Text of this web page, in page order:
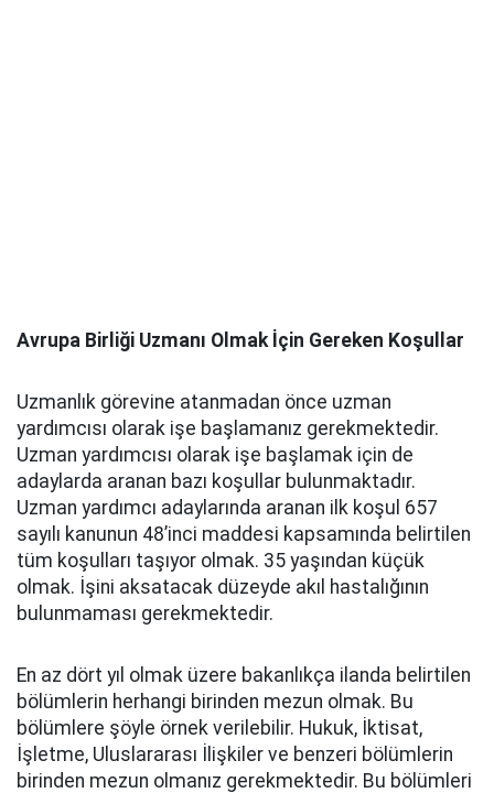
Avrupa Birliği Uzmanı Olmak İçin Gereken Koşullar
Uzmanlık görevine atanmadan önce uzman
yardımcısı olarak işe başlamanız gerekmektedir.
Uzman yardımcısı olarak işe başlamak için de
adaylarda aranan bazı koşullar bulunmaktadır.
Uzman yardımcı adaylarında aranan ilk koşul 657
sayılı kanunun 48’inci maddesi kapsamında belirtilen
tüm koşulları taşıyor olmak. 35 yaşından küçük
olmak. İşini aksatacak düzeyde akıl hastalığının
bulunmaması gerekmektedir.
En az dört yıl olmak üzere bakanlıkça ilanda belirtilen
bölümlerin herhangi birinden mezun olmak. Bu
bölümlere şöyle örnek verilebilir. Hukuk, İktisat,
İşletme, Uluslararası İlişkiler ve benzeri bölümlerin
birinden mezun olmanız gerekmektedir. Bu bölümleri